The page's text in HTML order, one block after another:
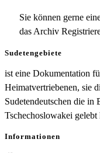
Sie können gerne
das Archiv
Sudetengebiete
ist eine Dokumentation
Heimatvertriebenen, sie
Sudetendeutschen die in
Tschechoslowakei gelebt
Informationen